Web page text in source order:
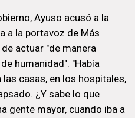
Ayuso acusó a la
a la portavoz de Más
actuar "de manera
humanidad". "Había
casas, en los hospitales,
¿Y sabe lo que
gente mayor, cuando iba a